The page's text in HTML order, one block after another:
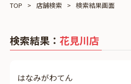
TOP 店舗検索 検索結果画面
検索結果： 花見川店
はなみがわてん